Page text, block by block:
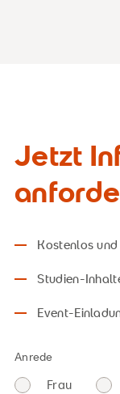
Jetzt
Kostenlos
Studien-
Event-
Anrede
Frau